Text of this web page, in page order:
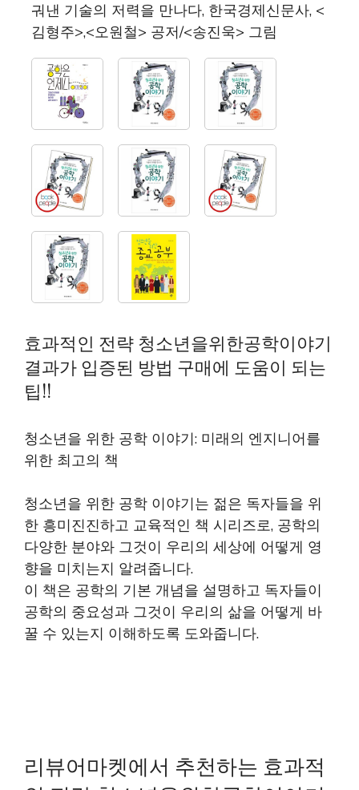
궈낸 기술의 저력을 만나다, 한국경제신문사, <
김형주>,<오원철> 공저/<송진욱> 그림
효과적인 전략 청소년을위한공학이야기
결과가 입증된 방법 구매에 도움이 되는
팁!!
청소년을 위한 공학 이야기: 미래의 엔지니어를
위한 최고의 책
청소년을 위한 공학 이야기는 젊은 독자들을 위
한 흥미진진하고 교육적인 책 시리즈로, 공학의
다양한 분야와 그것이 우리의 세상에 어떻게 영
향을 미치는지 알려줍니다.
이 책은 공학의 기본 개념을 설명하고 독자들이
공학의 중요성과 그것이 우리의 삶을 어떻게 바
꿀 수 있는지 이해하도록 도와줍니다.
리뷰어마켓에서 추천하는 효과적